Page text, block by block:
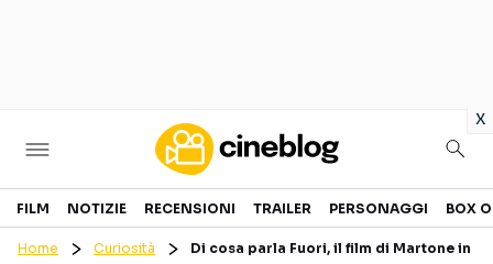
x
Cinema
FILM NOTIZIE RECENSIONI TRAILER PERSONAGGI BOX
Home Curiosità Di cosa parla Fuori, il film di Martone in